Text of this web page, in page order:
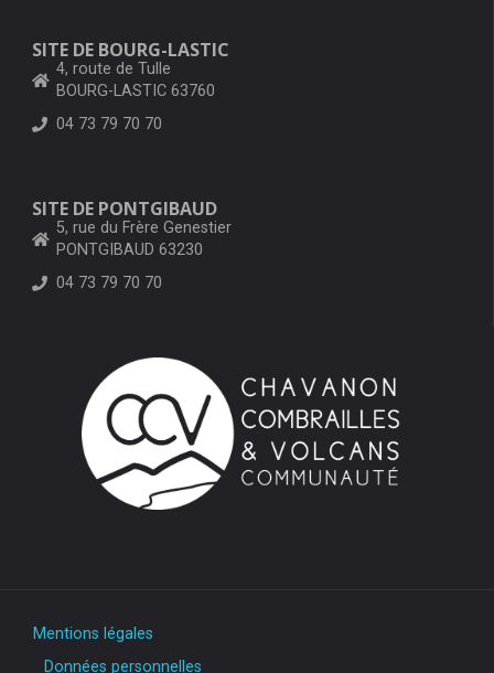
SITE DE BOURG-LASTIC
4, route de Tulle
BOURG-LASTIC 63760
04 73 79 70 70
SITE DE PONTGIBAUD
5, rue du Frère Genestier
PONTGIBAUD 63230
04 73 79 70 70
Mentions légales
Données personnelles